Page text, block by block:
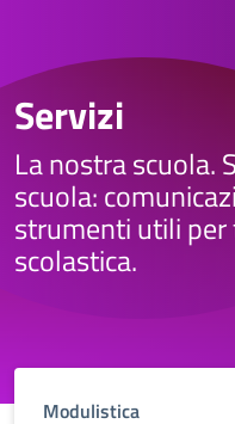
Servizi
La nostra scuola.
scuola:
strumenti utili
scolastica.
Modulistica